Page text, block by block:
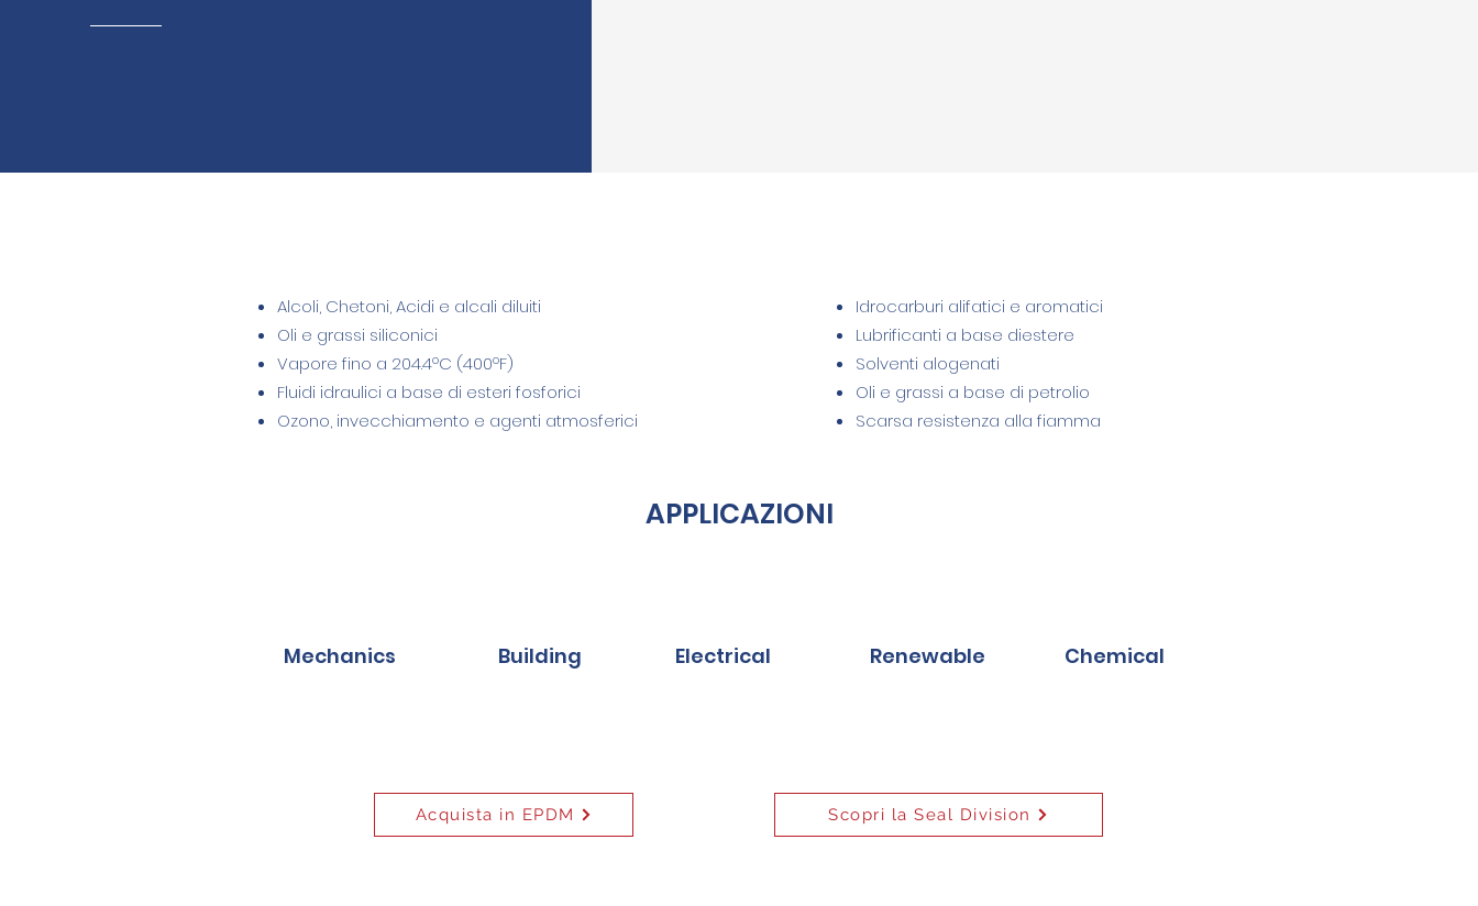
Alcoli, Chetoni, Acidi e alcali diluiti
Oli e grassi siliconici
Vapore fino a 204.4ºC (400ºF)
Fluidi idraulici a base di esteri fosforici
Ozono, invecchiamento e agenti atmosferici
Idrocarburi alifatici e aromatici
Lubrificanti a base diestere
Solventi alogenati
Oli e grassi a base di petrolio
Scarsa resistenza alla fiamma
APPLICAZIONI
Mechanics Electrical Chemical
Building Renewable
Acquista in EPDM Scopri la Seal Division